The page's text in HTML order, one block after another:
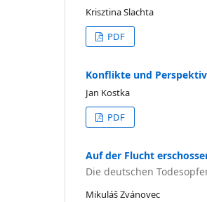
Krisztina Slachta
PDF
Konflikte und
Jan Kostka
PDF
Auf der Flucht
Die deutschen
Mikuláš Zvánovec